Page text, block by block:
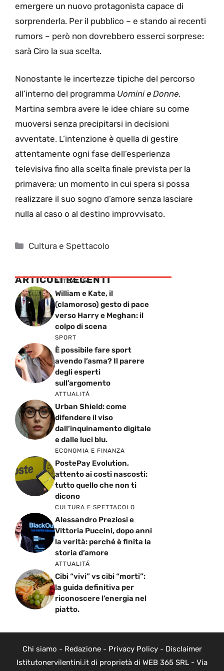
emergere un nuovo protagonista capace di
sorprenderla. Per il pubblico – e stando ai recenti
rumors – però non dovrebbero esserci sorprese:
sarà Ciro la sua scelta.
Nonostante le incertezze tipiche del percorso
all’interno del programma Uomini e Donne,
Martina sembra avere le idee chiare su come
muoversi senza precipitarsi in decisioni
avventate. L’intenzione è quella di gestire
attentamente ogni fase dell’esperienza
televisiva fino alla scelta finale prevista per la
primavera; un momento in cui spera si possa
realizzare il suo sogno d’amore senza lasciare
nulla al caso o al destino improvvisato.
Categorie
Cultura e Spettacolo
ARTICOLI RECENTI
ATTUALITÁ
William e Kate, il
(clamoroso) gesto di pace
verso Harry e Meghan: il
colpo di scena
SPORT
È possibile fare sport
avendo l’asma? Il parere
degli esperti
sull’argomento
ATTUALITÁ
Urban Shield: come
difendere il viso
dall’inquinamento digitale
e dalle luci blu.
ECONOMIA E FINANZA
PostePay Evolution,
attento ai costi nascosti:
tutto quello che non ti
dicono
CULTURA E SPETTACOLO
Alessandro Preziosi e
Vittoria Puccini, dopo anni
la verità: perché è finita la
storia d’amore
ATTUALITÁ
Cibi “vivi” vs cibi “morti”:
la guida definitiva per
riconoscere l’energia nel
piatto.
Chi siamo - Redazione- Privacy Policy- Disclaimer
Istitutonervilentini.it di proprietà di WEB 365 SRL - Via